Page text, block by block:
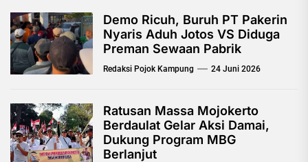
Demo Ricuh, Buruh PT Pakerin
Nyaris Aduh Jotos VS Diduga
Preman Sewaan Pabrik
Redaksi Pojok Kampung 24 Juni 2026
Ratusan Massa Mojokerto
Berdaulat Gelar Aksi Damai,
Dukung Program MBG
Berlanjut